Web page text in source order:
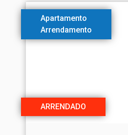
Apartamento
Arrendamento
ARRENDADO